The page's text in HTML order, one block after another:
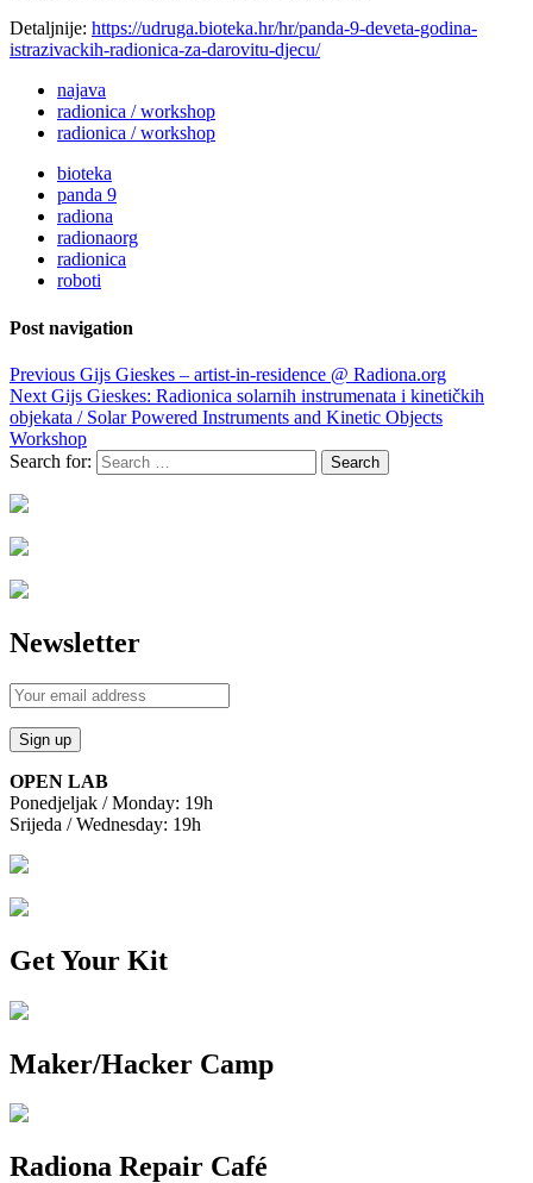
Detaljnije: https://udruga.bioteka.hr/hr/panda-9-deveta-godina-
istrazivackih-radionica-za-darovitu-djecu/
najava
radionica / workshop
radionica / workshop
bioteka
panda 9
radiona
radionaorg
radionica
roboti
Post navigation
Previous Gijs Gieskes – artist-in-residence @ Radiona.org
Next Gijs Gieskes: Radionica solarnih instrumenata i kinetičkih
objekata / Solar Powered Instruments and Kinetic Objects
Workshop
Search for:
Newsletter
OPEN LAB
Ponedjeljak / Monday: 19h
Srijeda / Wednesday: 19h
Get Your Kit
Maker/Hacker Camp
Radiona Repair Café